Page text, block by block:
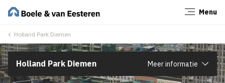
Menu
Holland Park Diemen
Holland Park Diemen Meer informatie
Sluiten